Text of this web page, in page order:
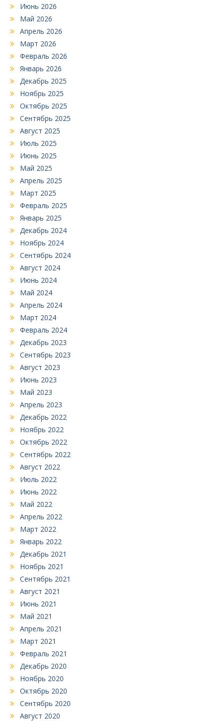
Июнь 2026
Май 2026
Апрель 2026
Март 2026
Февраль 2026
Январь 2026
Декабрь 2025
Ноябрь 2025
Октябрь 2025
Сентябрь 2025
Август 2025
Июль 2025
Июнь 2025
Май 2025
Апрель 2025
Март 2025
Февраль 2025
Январь 2025
Декабрь 2024
Ноябрь 2024
Сентябрь 2024
Август 2024
Июнь 2024
Май 2024
Апрель 2024
Март 2024
Февраль 2024
Декабрь 2023
Сентябрь 2023
Август 2023
Июнь 2023
Май 2023
Апрель 2023
Декабрь 2022
Ноябрь 2022
Октябрь 2022
Сентябрь 2022
Август 2022
Июль 2022
Июнь 2022
Май 2022
Апрель 2022
Март 2022
Январь 2022
Декабрь 2021
Ноябрь 2021
Сентябрь 2021
Август 2021
Июнь 2021
Май 2021
Апрель 2021
Март 2021
Февраль 2021
Декабрь 2020
Ноябрь 2020
Октябрь 2020
Сентябрь 2020
Август 2020